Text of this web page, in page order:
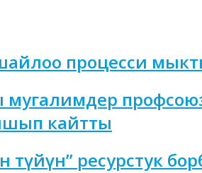
процесси
кайтты
түйүн” ресурстук